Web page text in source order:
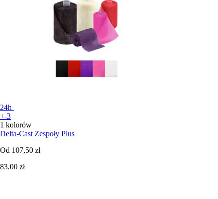
24h
+-3
1 kolorów
Delta-Cast Zespoły Plus
Od 107,50 zł
83,00 zł